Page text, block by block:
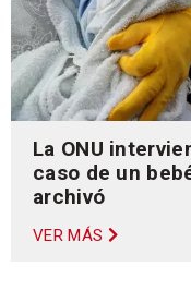
La ONU
caso de un
archivó
VER MÁS